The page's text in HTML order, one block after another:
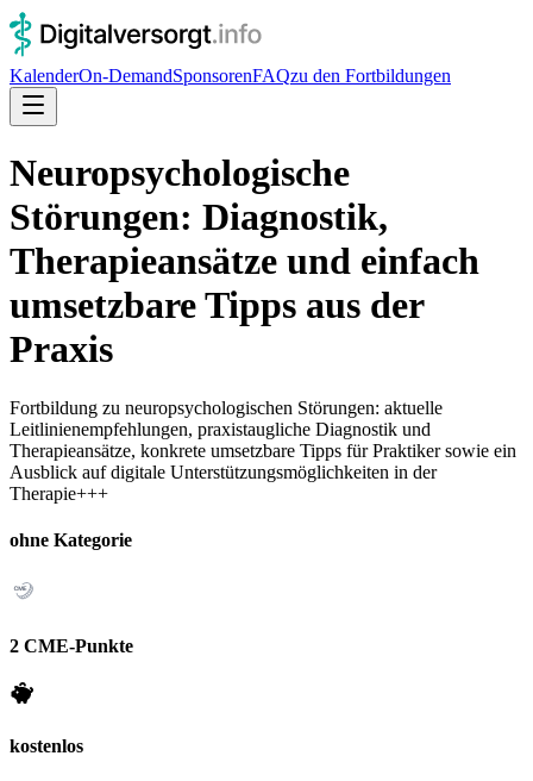
KalenderOn-DemandSponsorenFAQzu den Fortbildungen
Neuropsychologische
Störungen: Diagnostik,
Therapieansätze und einfach
umsetzbare Tipps aus der
Praxis
Fortbildung zu neuropsychologischen Störungen: aktuelle
Leitlinienempfehlungen, praxistaugliche Diagnostik und
Therapieansätze, konkrete umsetzbare Tipps für Praktiker sowie ein
Ausblick auf digitale Unterstützungsmöglichkeiten in der
Therapie+++
ohne Kategorie
2 CME-Punkte
kostenlos